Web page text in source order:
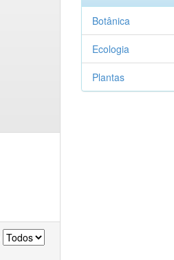
Botânica
Ecologia
Plantas